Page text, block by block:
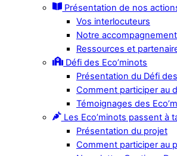
Présentation de nos
Vos interlocuteurs
Notre accompagnement
Ressources et
Défi des Eco’minots
Présentation du Défi
Comment participer au
Témoignages des
Les Eco’minots passent à
Présentation du projet
Comment participer au